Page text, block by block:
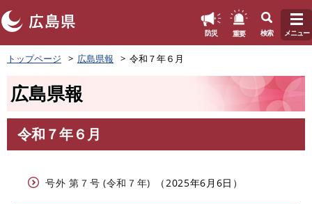
ペ
ー
頭
す
防災 重要 検索 メニュー
トップページ 広島県報 令和７年６月
広島県報
文
令和７年６月
号外 第７号 (令和７年) 2025年6月6日